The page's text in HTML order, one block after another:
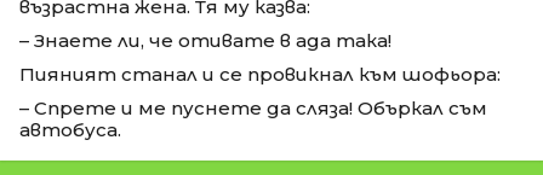
възрастна жена. Тя му казва:
– Знаете ли, че отивате в ада така!
Пияният станал и се провикнал към шофьора:
– Спрете и ме пуснете да сляза! Объркал съм
автобуса.